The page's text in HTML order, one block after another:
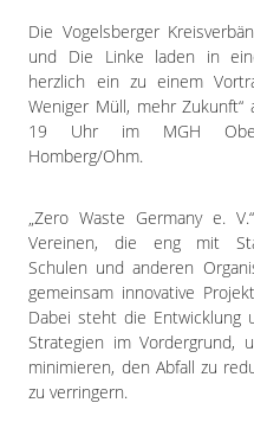
Schwalm
Fulda
Gießen
Die Vogelsberger
und Die Linke laden in
herzlich ein zu einem
Weniger Müll, mehr
19 Uhr im MGH Ober-
Homberg/Ohm.
„Zero Waste Germany e.
Vereinen, die eng mit
Schulen und anderen
gemeinsam innovative
Dabei steht die Entwicklung
Strategien im Vordergrund,
minimieren, den Abfall zu
zu verringern.